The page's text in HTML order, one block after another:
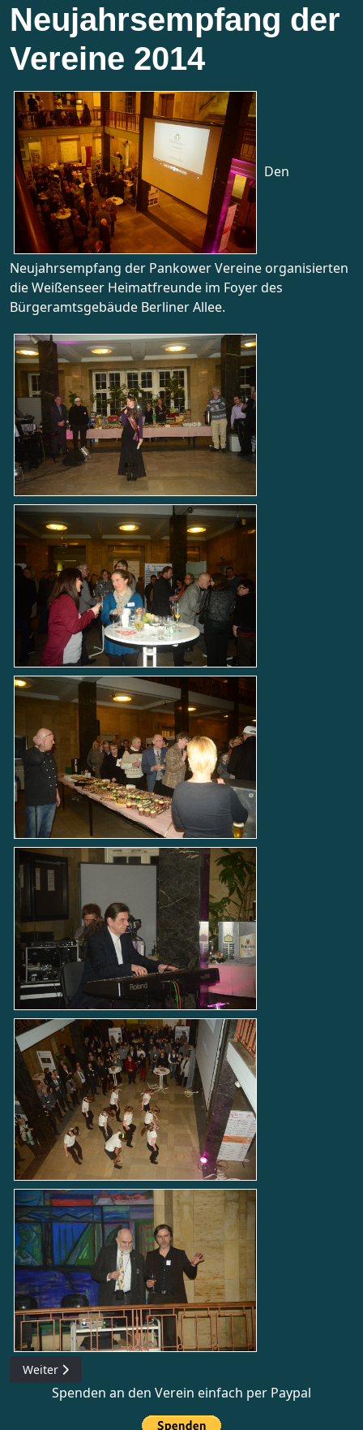
Neujahrsempfang der
Vereine 2014
Den
Neujahrsempfang der Pankower Vereine organisierten
die Weißenseer Heimatfreunde im Foyer des
Bürgeramtsgebäude Berliner Allee.
Nächster Beitrag: Ein Kiez wird 100
Weiter
Spenden an den Verein einfach per Paypal